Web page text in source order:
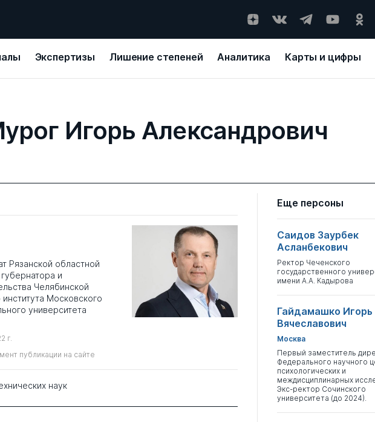
Экспертизы Лишение степеней Аналитика Карты и цифры
Игорь Александрович
Рязанской областной
и
Челябинской
Московского
университета
г.
публикации на сайте
наук
Еще персоны
Саидов Заурбек
Асланбекович
Ректор Чеченского
государственного
имени А.А. Кадырова
Гайдамашко Игорь
Вячеславович
Москва
Первый заместитель
Федерального научного
психологических и
междисциплинарных
Экс-ректор Сочинского
университета (до 2024).